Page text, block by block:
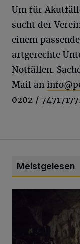
Um für
sucht der
einem
artgerechte
Notfällen.
Mail an
0202 /
Meistgelesen